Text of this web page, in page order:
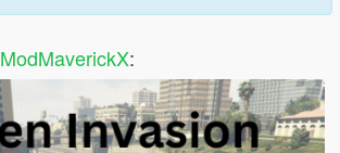
ModMaverickX: